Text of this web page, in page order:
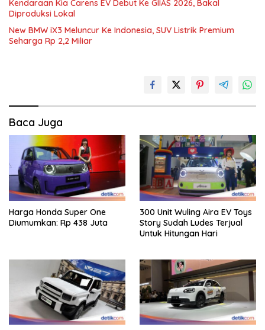
Kendaraan Kia Carens EV Debut Ke GIIAS 2026, Bakal
Diproduksi Lokal
New BMW iX3 Meluncur Ke Indonesia, SUV Listrik Premium
Seharga Rp 2,2 Miliar
Baca Juga
Harga Honda Super One
Diumumkan: Rp 438 Juta
300 Unit Wuling Aira EV Toys
Story Sudah Ludes Terjual
Untuk Hitungan Hari